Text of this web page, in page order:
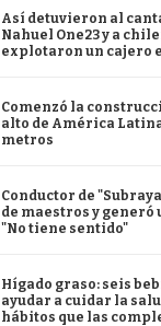
Así detuvieron al
Nahuel One23 y a
explotaron un cajero
Comenzó la
alto de América
metros
Conductor de
de maestros y generó
"No tiene sentido"
Hígado graso: seis
ayudar a cuidar la
hábitos que las